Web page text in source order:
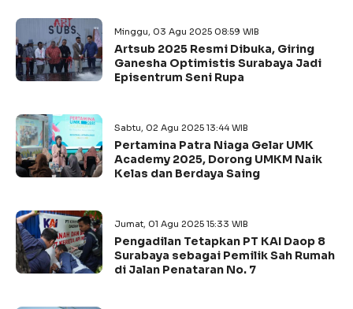
Minggu, 03 Agu 2025 08:59 WIB
Artsub 2025 Resmi Dibuka, Giring
Ganesha Optimistis Surabaya Jadi
Episentrum Seni Rupa
Sabtu, 02 Agu 2025 13:44 WIB
Pertamina Patra Niaga Gelar UMK
Academy 2025, Dorong UMKM Naik
Kelas dan Berdaya Saing
Jumat, 01 Agu 2025 15:33 WIB
Pengadilan Tetapkan PT KAI Daop 8
Surabaya sebagai Pemilik Sah Rumah
di Jalan Penataran No. 7